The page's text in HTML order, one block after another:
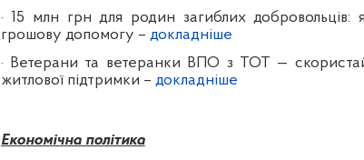
· 15 млн грн для родин загиблих добровольців:
грошову допомогу – докладніше
· Ветерани та ветеранки ВПО з ТОТ —
житлової підтримки – докладніше
Економічна політика